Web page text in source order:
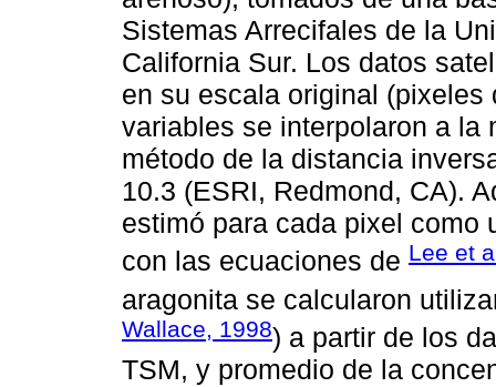
Sistemas Arrecifales de la
California Sur. Los datos
en su escala original
variables se interpolaron a la
método de la distancia
10.3 (ESRI, Redmond, CA).
estimó para cada pixel como
con las ecuaciones de Lee et
aragonita se calcularon
Wallace, 1998) a partir de los
TSM, y promedio de la